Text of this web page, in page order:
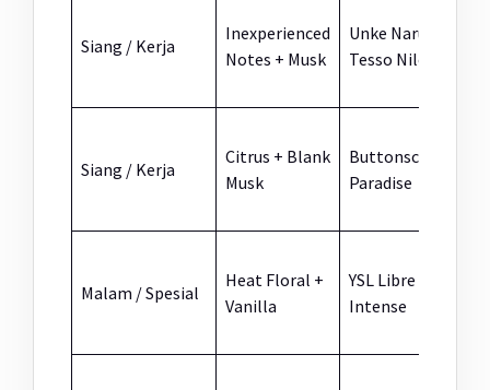
Siang / Kerja
Inexperienced
Notes + Musk
Unke Naru
Tesso Nilo
Siang / Kerja
Citrus + Blank
Musk
Buttonscarves
Paradise
Malam / Spesial
Heat Floral +
Vanilla
YSL Libre
Intense